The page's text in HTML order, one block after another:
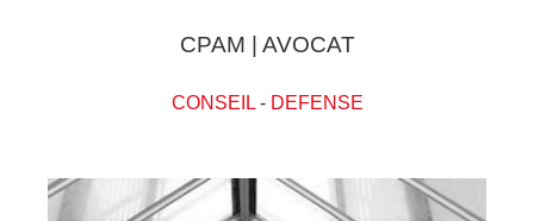
CPAM | AVOCAT
CONSEIL- DEFENSE